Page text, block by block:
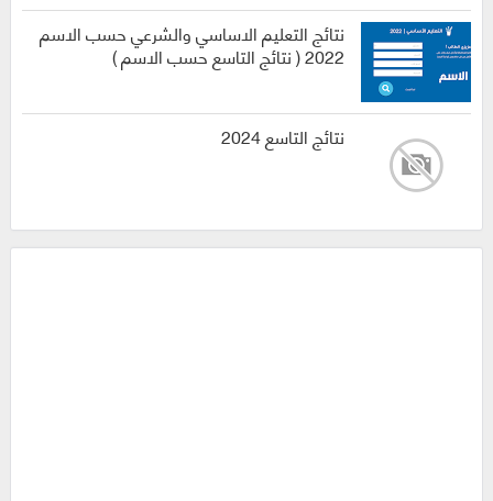
نتائج التعليم الاساسي والشرعي حسب الاسم
2022 ( نتائج التاسع حسب الاسم )
نتائج التاسع 2024